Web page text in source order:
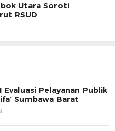
Utara Soroti
RSUD
Evaluasi Pelayanan Publik
Sumbawa Barat